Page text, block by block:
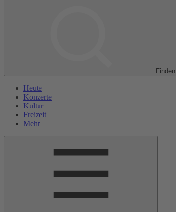
Finden
Heute
Konzerte
Kultur
Freizeit
Mehr